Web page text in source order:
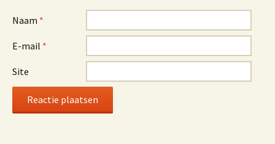
Naam *
E-mail *
Site